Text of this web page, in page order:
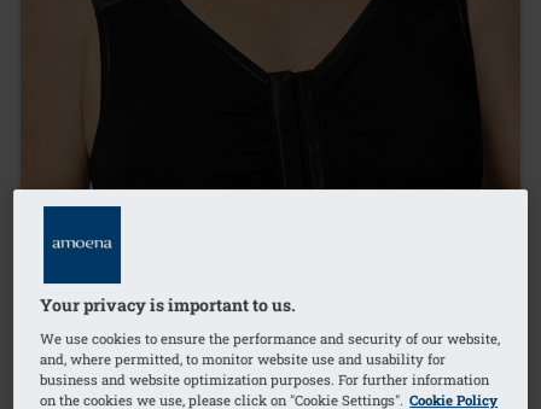
Your privacy is important to us.
We use cookies to ensure the performance and security of our website,
and, where permitted, to monitor website use and usability for
business and website optimization purposes. For further information
on the cookies we use, please click on "Cookie Settings". Cookie Policy